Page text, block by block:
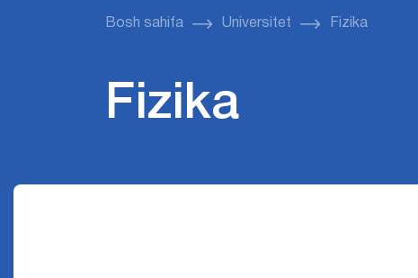
Bosh sahifa Universitet Fizika
Fizika